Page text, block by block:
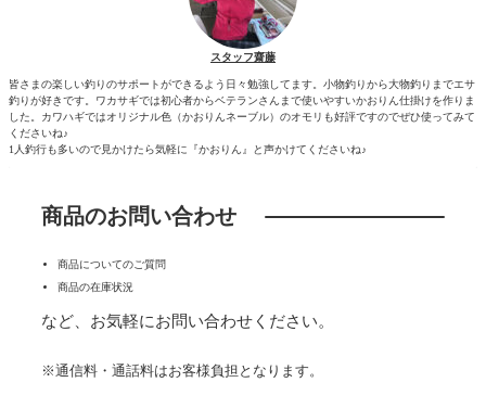
スタッフ齋藤
皆さまの楽しい釣りのサポートができるよう日々勉強してます。小物釣りから大物釣りまでエサ
釣りが好きです。ワカサギでは初心者からベテランさんまで使いやすいかおりん仕掛けを作りま
した。カワハギではオリジナル色（かおりんネーブル）のオモリも好評ですのでぜひ使ってみて
くださいね♪
1人釣行も多いので見かけたら気軽に『かおりん』と声かけてくださいね♪
商品のお問い合わせ
商品についてのご質問
商品の在庫状況
など、お気軽にお問い合わせください。
※通信料・通話料はお客様負担となります。